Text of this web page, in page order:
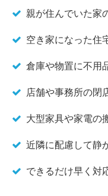
親が住んでいた家
空き家になった住
倉庫や物置に不用
店舗や事務所の閉
大型家具や家電の
近隣に配慮して静
できるだけ早く対